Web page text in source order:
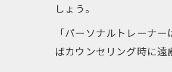
しょう。
「パーソナルトレーナ
ばカウンセリング時に遠